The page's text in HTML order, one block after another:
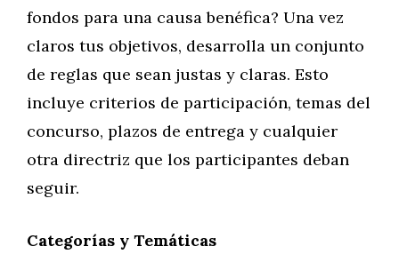
fondos para una causa benéfica? Una vez
claros tus objetivos, desarrolla un conjunto
de reglas que sean justas y claras. Esto
incluye criterios de participación, temas del
concurso, plazos de entrega y cualquier
otra directriz que los participantes deban
seguir.
Categorías y Temáticas